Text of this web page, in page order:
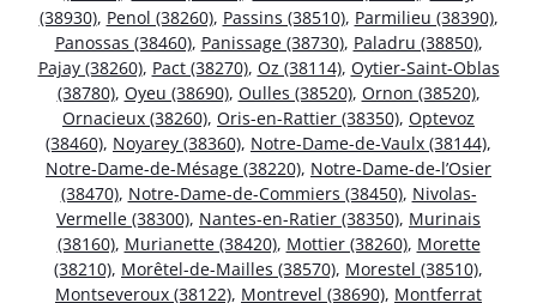
(38930), Penol (38260), Passins (38510), Parmilieu (38390),
Panossas (38460), Panissage (38730), Paladru (38850),
Pajay (38260), Pact (38270), Oz (38114), Oytier-Saint-Oblas
(38780), Oyeu (38690), Oulles (38520), Ornon (38520),
Ornacieux (38260), Oris-en-Rattier (38350), Optevoz
(38460), Noyarey (38360), Notre-Dame-de-Vaulx (38144),
Notre-Dame-de-Mésage (38220), Notre-Dame-de-l’Osier
(38470), Notre-Dame-de-Commiers (38450), Nivolas-
Vermelle (38300), Nantes-en-Ratier (38350), Murinais
(38160), Murianette (38420), Mottier (38260), Morette
(38210), Morêtel-de-Mailles (38570), Morestel (38510),
Montseveroux (38122), Montrevel (38690), Montferrat